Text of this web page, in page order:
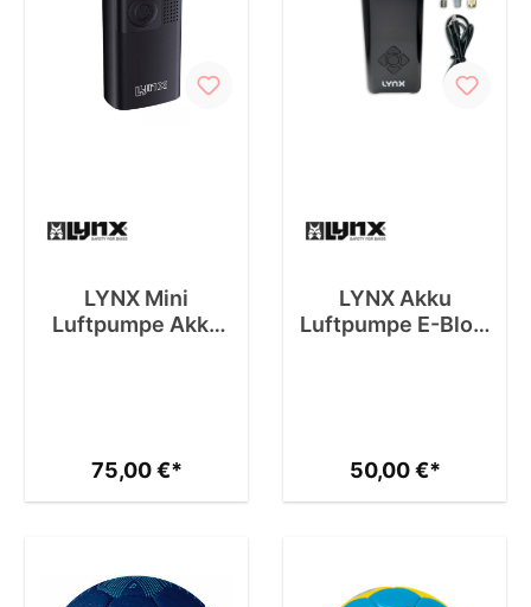
LYNX Mini
Luftpumpe Akku
75,00 €*
LYNX Akku
Luftpumpe E-Blow
50,00 €*